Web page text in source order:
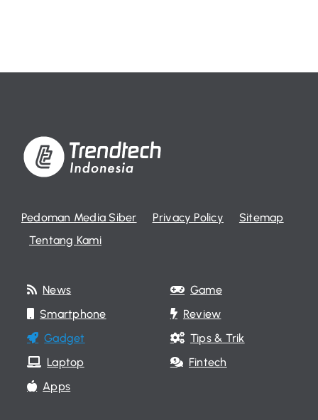
Pedoman Media Siber Privacy Policy
Sitemap
Tentang Kami
News
Smartphone
Gadget
Laptop
Apps
Game
Review
Tips & Trik
Fintech